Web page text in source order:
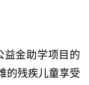
益金助学项目的
的残疾儿童享受